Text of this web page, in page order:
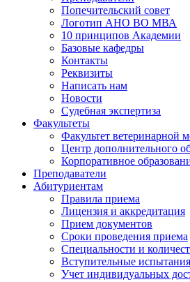
Попечительский совет
Логотип АНО ВО МВА
10 принципов Академии
Базовые кафедры
Контакты
Реквизиты
Написать нам
Новости
Судебная экспертиза
Факультеты
Факультет ветеринарной
Центр дополнительного
Корпоративное
Преподаватели
Абитуриентам
Правила приема
Лицензия и аккредитация
Прием документов
Сроки проведения приема
Специальности и
Вступительные
Учет индивидуальных